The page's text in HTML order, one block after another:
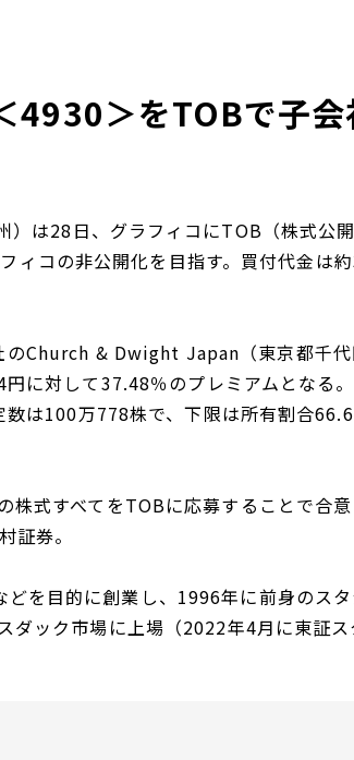
＞をTOBで子会
は28日、グラフィコにTOB（株式公
ィコの非公開化を目指す。買付代金は
Church & Dwight Japan（東京都千代
に対して37.48％のプレミアムとなる
は100万778株で、下限は所有割合
式すべてをTOBに応募することで合
証券。
を目的に創業し、1996年に前身のス
ック市場に上場（2022年4月に東証